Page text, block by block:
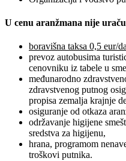
U cenu aranžmana nije
boravišna taksa 0,5 eur/
prevoz autobusima
cenovniku iz tabele u
međunarodno
zdravstvenog putnog
propisa zemalja krajnje
osiguranje od otkaza
održavanje higijene
sredstva za higijenu,
hrana, programom
troškovi putnika.